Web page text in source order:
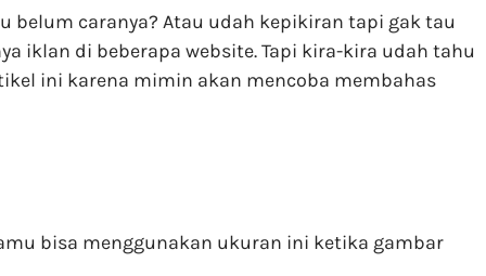
caranya? Atau udah kepikiran tapi gak tau
iklan di beberapa website. Tapi kira-kira udah tahu
ini karena mimin akan mencoba membahas
bisa menggunakan ukuran ini ketika gambar